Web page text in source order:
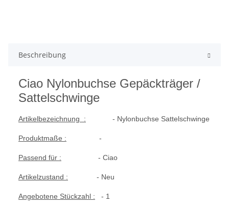
Beschreibung
Ciao Nylonbuchse Gepäckträger /
Sattelschwinge
Artikelbezeichnung : - Nylonbuchse Sattelschwinge
Produktmaße : -
Passend für : - Ciao
Artikelzustand : - Neu
Angebotene Stückzahl : - 1